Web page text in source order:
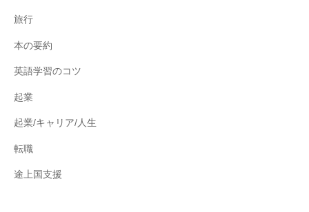
旅行
本の要約
英語学習のコツ
起業
起業/キャリア/人生
転職
途上国支援